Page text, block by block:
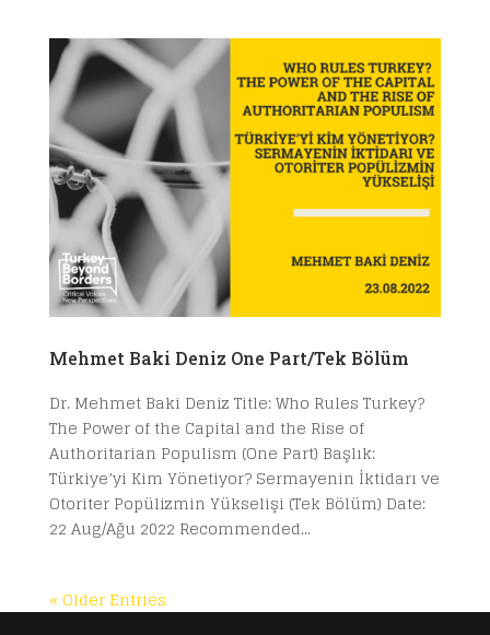
Mehmet Baki Deniz One Part/Tek Bölüm
Dr. Mehmet Baki Deniz Title: Who Rules Turkey?
The Power of the Capital and the Rise of
Authoritarian Populism (One Part) Başlık:
Türkiye’yi Kim Yönetiyor? Sermayenin İktidarı ve
Otoriter Popülizmin Yükselişi (Tek Bölüm) Date:
22 Aug/Ağu 2022 Recommended...
« Older Entries